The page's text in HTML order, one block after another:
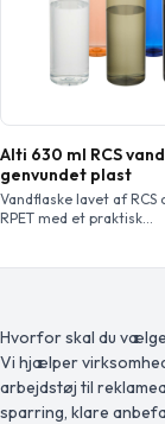
Alti 630 ml RCS
genvundet plast
Vandflaske lavet af
RPET med et praktisk
Hvorfor skal du
Vi hjælper
arbejdstøj til
sparring, klare